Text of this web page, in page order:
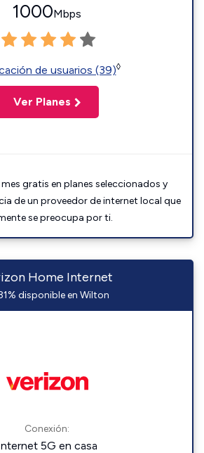
1000Mbps
de usuarios (39)◊
Ver Planes
gratis en planes seleccionados y
de un proveedor de internet local que
se preocupa por ti.
Home Internet
disponible en Wilton
Conexión:
5G en casa